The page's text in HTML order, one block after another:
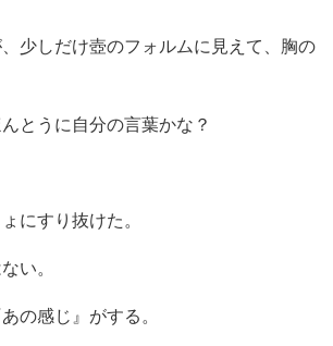
少しだけ壺のフォルムに見えて、胸の
とうに自分の言葉かな？
にすり抜けた。
い。
の感じ』がする。